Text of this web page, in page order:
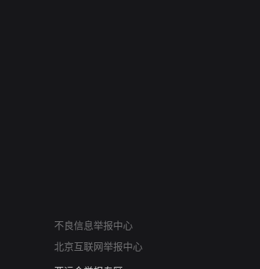
不良信息举报中心
北京互联网举报中心
算法推荐专项举报